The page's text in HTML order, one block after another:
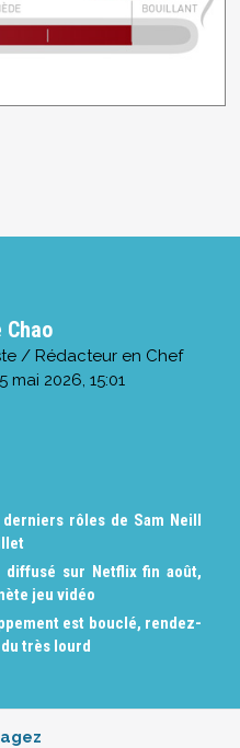
Chao
/ Rédacteur en Chef
mai 2026, 15:01
rôles de Sam Neill
diffusé sur Netflix fin août,
jeu vidéo
est bouclé, rendez-
très lourd